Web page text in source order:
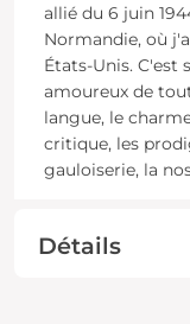
allié du 6 juin
Normandie, où
États-Unis. C'est
amoureux de
langue, le
critique, les
gauloiserie, la
Détails